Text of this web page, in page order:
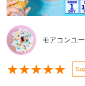
モアコンユ
★★★★★